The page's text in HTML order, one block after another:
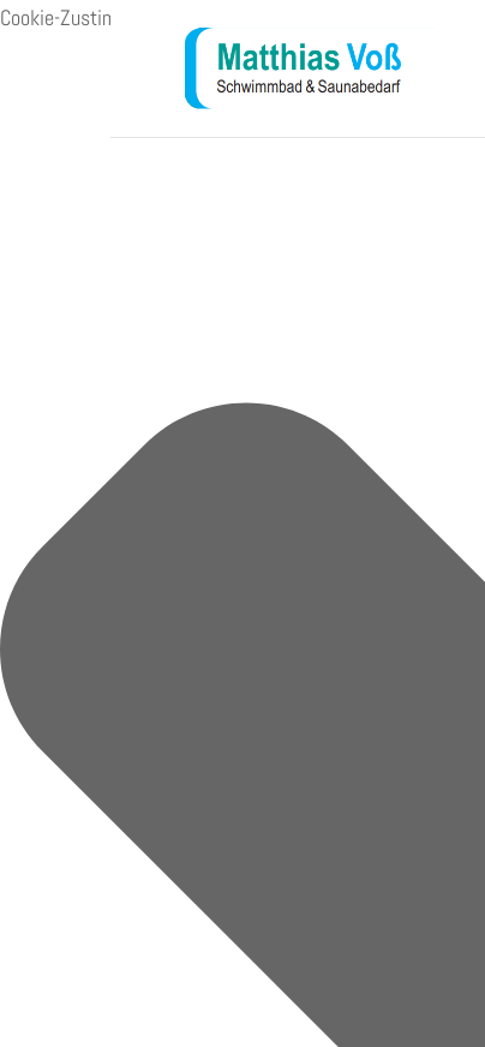
Cookie-Zustimmung verwalten